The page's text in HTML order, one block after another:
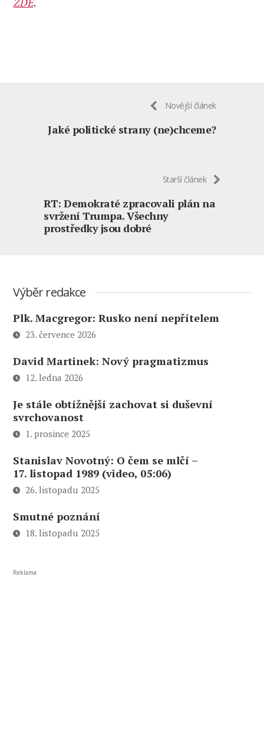
Novější článek
Jaké politické strany (ne)chceme?
Starší článek
RT: Demokraté zpracovali plán na
svržení Trumpa. Všechny
prostředky jsou dobré
Výběr redakce
Plk. Macgregor: Rusko není nepřítelem
23. července 2026
David Martinek: Nový pragmatizmus
12. ledna 2026
Je stále obtížnější zachovat si duševní
svrchovanost
1. prosince 2025
Stanislav Novotný: O čem se mlčí –
17. listopad 1989 (video, 05:06)
26. listopadu 2025
Smutné poznání
18. listopadu 2025
Reklama